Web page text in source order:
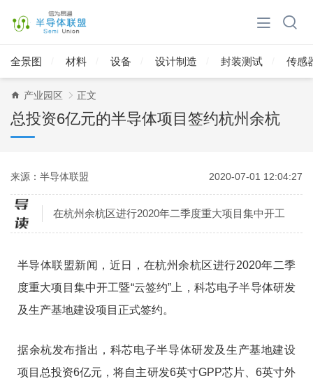
全景图 材料 设备 设计制造 封装测试 传感
产业园区 正文
总投资6亿元的半导体项目签约杭州余杭
来源：半导体联盟 2020-07-01 12:04:27
在杭州余杭区进行2020年二季度重大项目集中开工
半导体联盟新闻，近日，在杭州余杭区进行2020年二季
度重大项目集中开工暨“云签约”上，科芯电子半导体研发
及生产基地建设项目正式签约。
据余杭发布指出，科芯电子半导体研发及生产基地建设
项目总投资6亿元，将自主研发6英寸GPP芯片、6英寸外